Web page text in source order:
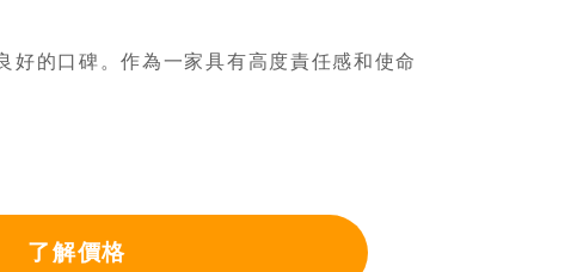
好的口碑。作為一家具有高度責任感和使命
了解價格